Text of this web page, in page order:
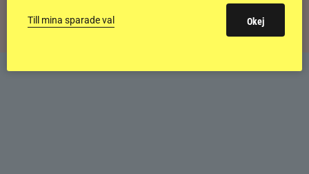
Till mina sparade val Okej